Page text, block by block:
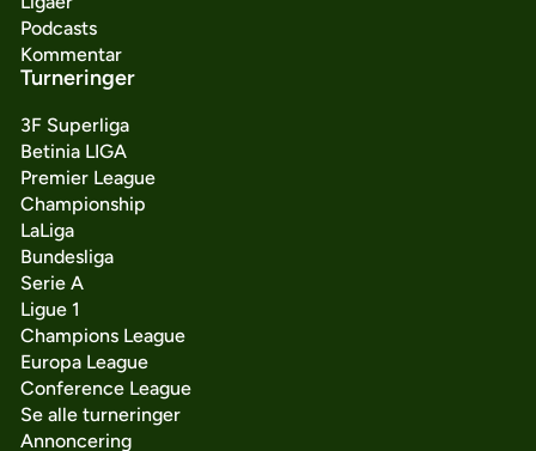
Podcasts
Kommentar
Turneringer
3F Superliga
Betinia LIGA
Premier League
Championship
LaLiga
Bundesliga
Serie A
Ligue 1
Champions League
Europa League
Conference League
Se alle turneringer
Annoncering